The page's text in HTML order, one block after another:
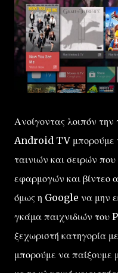
Ανοίγοντας λοιπόν
Android TV μπορούμε
ταινιών και σειρών
εφαρμογών και βίντεο
όμως η Google να μην
γκάμα παιχνιδιών του
ξεχωριστή κατηγορία
μπορούμε να